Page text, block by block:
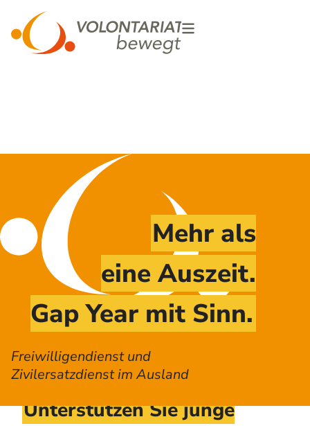
Mehr als
eine Auszeit.
Gap Year mit Sinn.
Freiwilligendienst und
Zivilersatzdienst im Ausland
Unterstützen Sie junge